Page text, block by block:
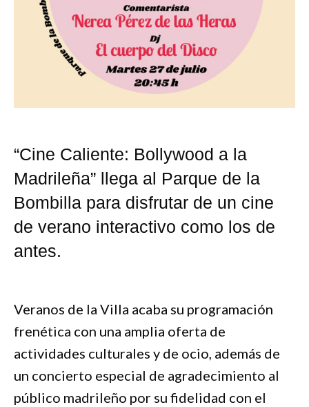
“Cine Caliente: Bollywood a la
Madrileña” llega al Parque de la
Bombilla para disfrutar de un cine
de verano interactivo como los de
antes.
Veranos de la Villa acaba su programación
frenética con una amplia oferta de
actividades culturales y de ocio, además de
un concierto especial de agradecimiento al
público madrileño por su fidelidad con el